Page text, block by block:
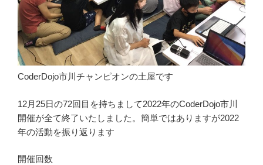
CoderDojo市川チャンピオンの土屋です
12月25日の72回目を持ちまして2022年のCoderDojo市川
開催が全て終了いたしました。簡単ではありますが2022
年の活動を振り返ります
開催回数